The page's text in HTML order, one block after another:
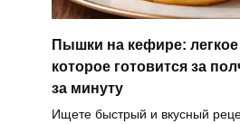
Пышки на кефире: легкое
которое готовится за
за минуту
Ищете быстрый и вкусный